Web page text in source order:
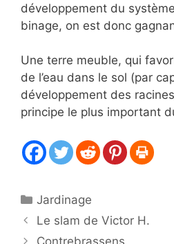
développement du
binage, on est donc
Une terre meuble, qui
de l’eau dans le sol (par
développement des
principe le plus important
Catégories
Jardinage
Le slam de Victor H.
Contrebrassens